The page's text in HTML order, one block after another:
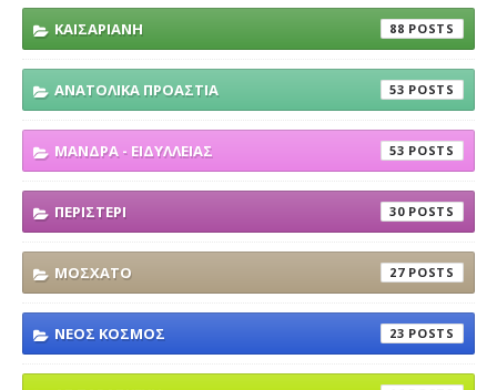
ΚΑΙΣΑΡΙΑΝΗ 88
ΑΝΑΤΟΛΙΚΑ ΠΡΟΑΣΤΙΑ 53
ΜΑΝΔΡΑ - ΕΙΔΥΛΛΕΙΑΣ 53
ΠΕΡΙΣΤΕΡΙ 30
ΜΟΣΧΑΤΟ 27
ΝΕΟΣ ΚΟΣΜΟΣ 23